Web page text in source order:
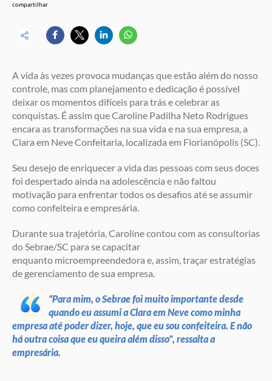
compartilhar
A vida às vezes provoca mudanças que estão além do nosso
controle, mas com planejamento e dedicação é possível
deixar os momentos difíceis para trás e celebrar as
conquistas. É assim que Caroline Padilha Neto Rodrigues
encara as transformações na sua vida e na sua empresa, a
Clara em Neve Confeitaria, localizada em Florianópolis (SC).
Seu desejo de enriquecer a vida das pessoas com seus doces
foi despertado ainda na adolescência e não faltou
motivação para enfrentar todos os desafios até se assumir
como confeiteira e empresária.
Durante sua trajetória, Caroline contou com as consultorias
do Sebrae/SC para se capacitar
enquanto microempreendedora e, assim, traçar estratégias
de gerenciamento de sua empresa.
“Para mim, o Sebrae foi muito importante desde
quando eu assumi a Clara em Neve como minha
empresa até poder dizer, hoje, que eu sou confeiteira. E não
há outra coisa que eu queira além disso”, ressalta a
empresária.